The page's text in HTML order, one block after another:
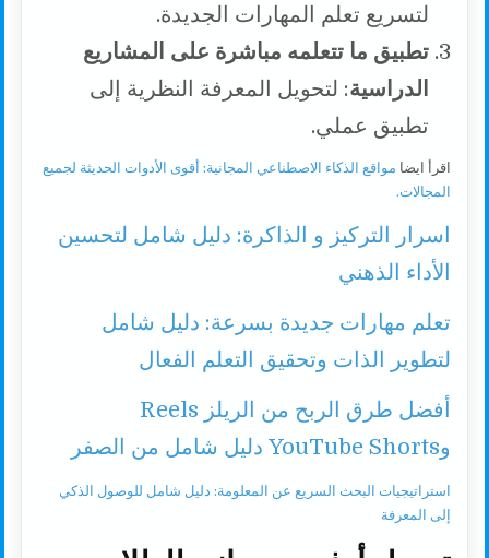
لتسريع تعلم المهارات الجديدة.
تطبيق ما تتعلمه مباشرة على المشاريع
الدراسية: لتحويل المعرفة النظرية إلى
تطبيق عملي.
اقرأ ايضا مواقع الذكاء الاصطناعي المجانية: أقوى الأدوات الحديثة لجميع
المجالات.
اسرار التركيز و الذاكرة: دليل شامل لتحسين
الأداء الذهني
تعلم مهارات جديدة بسرعة: دليل شامل
لتطوير الذات وتحقيق التعلم الفعال
أفضل طرق الربح من الريلز Reels
وYouTube Shorts دليل شامل من الصفر
استراتيجيات البحث السريع عن المعلومة: دليل شامل للوصول الذكي
إلى المعرفة